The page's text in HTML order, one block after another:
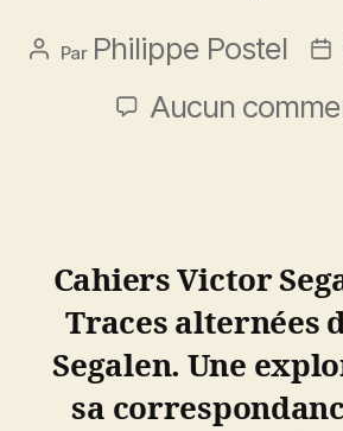
Par Philippe Postel
Aucun
Cahiers Victor
Traces alternées
Segalen. Une
sa